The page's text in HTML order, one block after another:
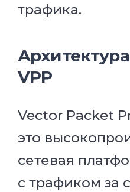
трафика.
VPP
Vector Packet
это
сетевая
с трафиком за